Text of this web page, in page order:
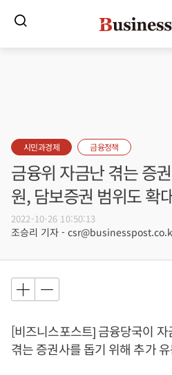
시민과경제 금융정책
금융위 자금난 겪는 증
원, 담보증권 범위도 확
2022-10-26 10:50:13
조승리 기자 -
[비즈니스포스트] 금융당국이
겪는 증권사를 돕기 위해 추가